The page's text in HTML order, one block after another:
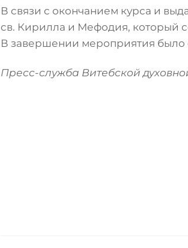
В связи с окончанием курса и
св. Кирилла и Мефодия, который
В завершении мероприятия было
Пресс-служба Витебской